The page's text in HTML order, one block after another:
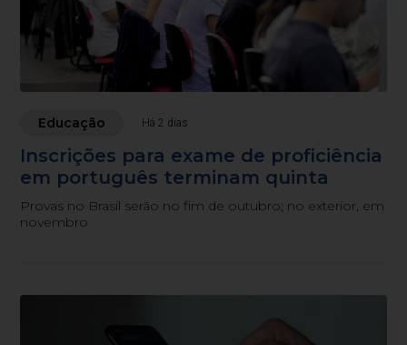
Educação Há 2 dias
Inscrições para exame de proficiência
em português terminam quinta
Provas no Brasil serão no fim de outubro; no exterior, em
novembro